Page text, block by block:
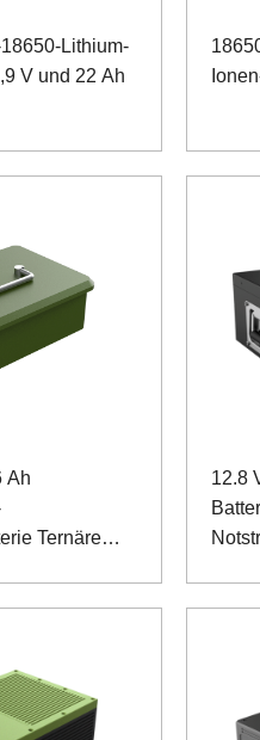
Lithium-
V und 22 Ah
Ah
Ternäre
12.8